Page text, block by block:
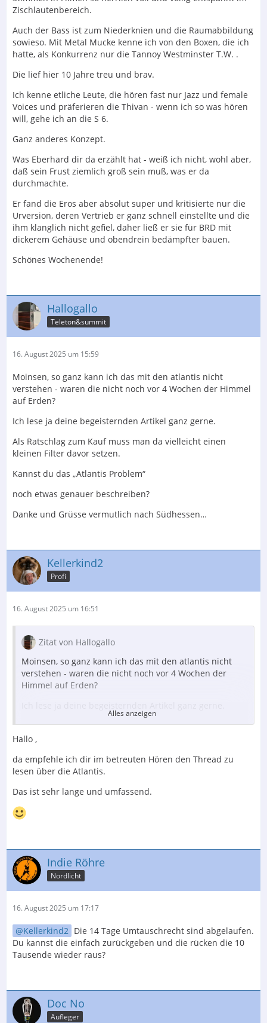
Zischlautenbereich.
Auch der Bass ist zum Niederknien und die Raumabbildung
sowieso. Mit Metal Mucke kenne ich von den Boxen, die ich
hatte, als Konkurrenz nur die Tannoy Westminster T.W. .
Die lief hier 10 Jahre treu und brav.
Ich kenne etliche Leute, die hören fast nur Jazz und female
Voices und präferieren die Thivan - wenn ich so was hören
will, gehe ich an die S 6.
Ganz anderes Konzept.
Was Eberhard dir da erzählt hat - weiß ich nicht, wohl aber,
daß sein Frust ziemlich groß sein muß, was er da
durchmachte.
Er fand die Eros aber absolut super und kritisierte nur die
Urversion, deren Vertrieb er ganz schnell einstellte und die
ihm klanglich nicht gefiel, daher ließ er sie für BRD mit
dickerem Gehäuse und obendrein bedämpfter bauen.
Schönes Wochenende!
Hallogallo
Teleton&summit
16. August 2025 um 15:59
Moinsen, so ganz kann ich das mit den atlantis nicht
verstehen - waren die nicht noch vor 4 Wochen der Himmel
auf Erden?
Ich lese ja deine begeisternden Artikel ganz gerne.
Als Ratschlag zum Kauf muss man da vielleicht einen
kleinen Filter davor setzen.
Kannst du das „Atlantis Problem“
noch etwas genauer beschreiben?
Danke und Grüsse vermutlich nach Südhessen…
Kellerkind2
Profi
16. August 2025 um 16:51
Zitat von Hallogallo
Moinsen, so ganz kann ich das mit den atlantis nicht
verstehen - waren die nicht noch vor 4 Wochen der
Himmel auf Erden?
Als Ratschlag zum Kauf muss man da vielleicht einen
kleinen Filter davor setzen.
Kannst du das „Atlantis Problem“
noch etwas genauer beschreiben?
Danke und Grüsse vermutlich nach Südhessen…
Alles anzeigen
Hallo ,
da empfehle ich dir im betreuten Hören den Thread zu
lesen über die Atlantis.
Das ist sehr lange und umfassend.
Indie Röhre
Nordlicht
16. August 2025 um 17:17
Kellerkind2 Die 14 Tage Umtauschrecht sind abgelaufen.
Du kannst die einfach zurückgeben und die rücken die 10
Tausende wieder raus?
Doc No
Aufleger